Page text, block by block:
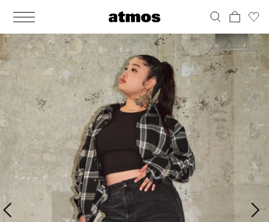
MEN
シューズ
ウェア
バッグ
アクセサリー
その他
シューズ
スニーカー
ブーツ
サンダル
その他
すべてのシューズ
ウェア
トップス
アウター
パンツ
ソックス
アンダーウェア
水着
バッグ
バックパック / リュック
ショルダー / メッセンジャーバッグ
トート / エコバッグ
クラッチ / セカンドバッグ
ウエストバッグ
その他
アクセサリー
ポーチ / ウォレット
帽子
グッズ / アクセサリー
その他
すべてのアクセサリー
その他
シューケア / グッズ
おもちゃ / フィギュア
その他
すべてのその他
WOMENS
シューズ
ウェア
バッグ
アクセサリー
その他
シューズ
スニーカー
ブーツ
サンダル / パンプス
その他
すべてのシューズ
ウェア
トップス
アウター
パンツ
ワンピース
スカート
ソックス
バッグ
バックパック / リュック
ショルダー / メッセンジャーバッグ
トート / エコバッグ
クラッチ / セカンドバッグ
ウエストバッグ
その他
アクセサリー
ポーチ / ウォレット
帽子
グッズ / アクセサリー
その他
すべてのアクセサリー
その他
シューケア / グッズ
おもちゃ / フィギュア
その他
すべてのその他